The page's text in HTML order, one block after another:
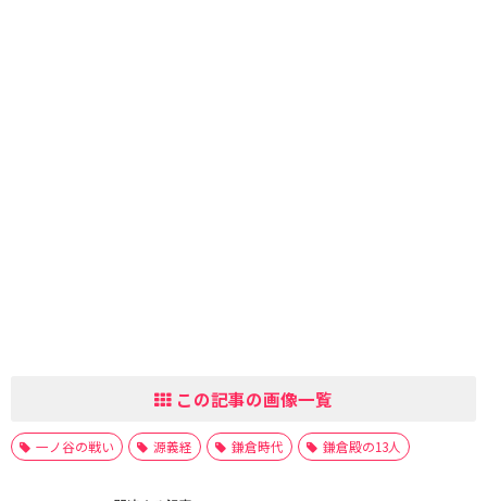
この記事の画像一覧
一ノ谷の戦い 源義経 鎌倉時代 鎌倉殿の13人